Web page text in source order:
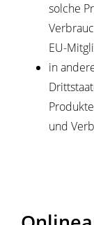
solche
EU-
in
und